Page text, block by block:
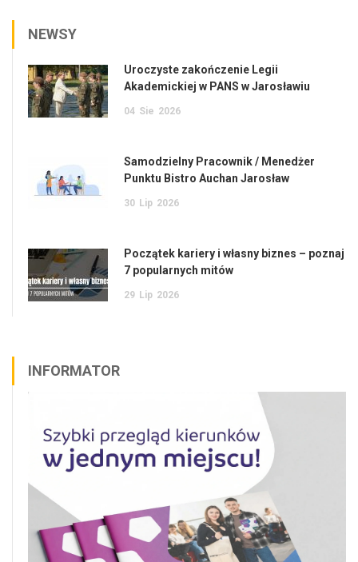
NEWSY
Uroczyste zakończenie Legii
Akademickiej w PANS w Jarosławiu
04 Sie 2026
Samodzielny Pracownik / Menedżer
Punktu Bistro Auchan Jarosław
30 Lip 2026
Początek kariery i własny biznes – poznaj
7 popularnych mitów
29 Lip 2026
INFORMATOR